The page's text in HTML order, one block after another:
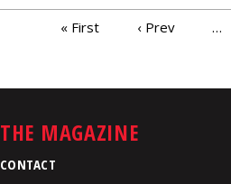
« First ‹ Prev …
THE MAGAZINE
CONTACT